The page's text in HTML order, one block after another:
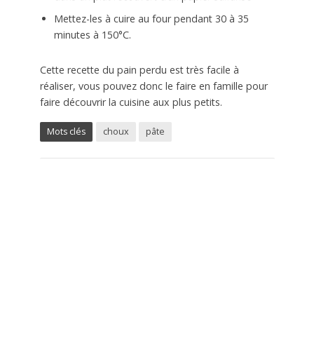
Mettez-les à cuire au four pendant 30 à 35
minutes à 150°C.
Cette recette du pain perdu est très facile à
réaliser, vous pouvez donc le faire en famille pour
faire découvrir la cuisine aux plus petits.
Mots clés choux pâte